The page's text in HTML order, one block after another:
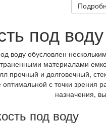
под
воду обусловлен
материалами
прочный и долговечный,
с точки зрения
назначения,
под воду